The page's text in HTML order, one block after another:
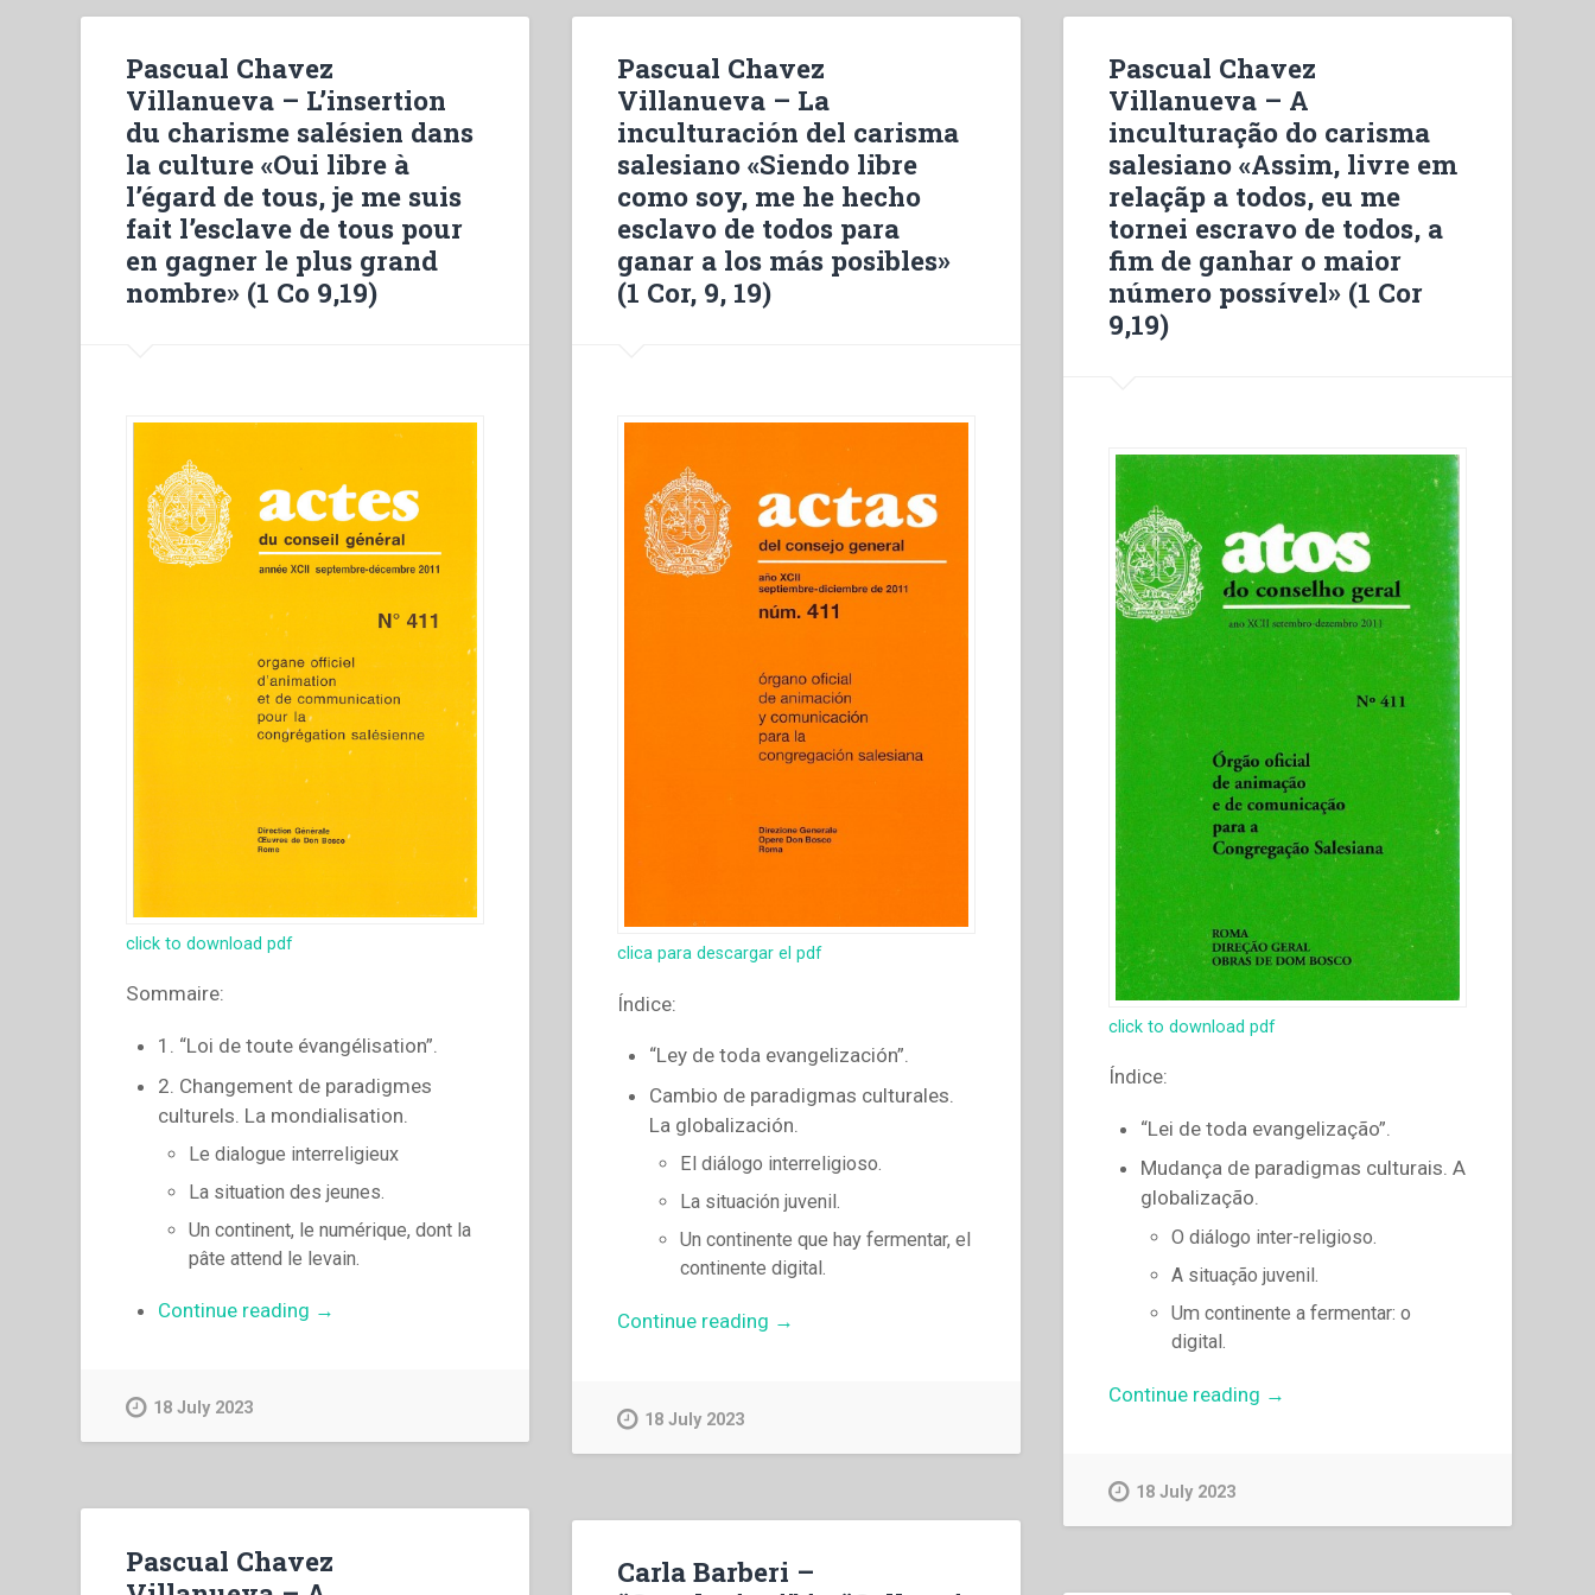
Pascual Chavez
Villanueva – L’insertion
du charisme salésien dans
la culture «Oui libre à
l’égard de tous, je me suis
fait l’esclave de tous pour
en gagner le plus grand
nombre» (1 Co 9,19)
click to download pdf
Sommaire:
1. “Loi de toute évangélisation”.
2. Changement de paradigmes
culturels. La mondialisation.
Le dialogue interreligieux
La situation des jeunes.
Un continent, le numérique, dont la
pâte attend le levain.
Continue reading “Pascual
salésien
la
→
18 July 2023
Pascual Chavez
Villanueva – La
inculturación del carisma
salesiano «Siendo libre
como soy, me he hecho
esclavo de todos para
ganar a los más posibles»
(1 Cor, 9, 19)
clica para descargar el pdf
Índice:
“Ley de toda evangelización”.
Cambio de paradigmas culturales.
La globalización.
El diálogo interreligioso.
La situación juvenil.
Un continente que hay fermentar, el
continente digital.
Continue reading “Pascual
carisma
salesiano
«Siendo
→
18 July 2023
Pascual Chavez
Villanueva – A
inculturação do carisma
salesiano «Assim, livre em
relaçãp a todos, eu me
tornei escravo de todos, a
fim de ganhar o maior
número possível» (1 Cor
9,19)
click to download pdf
Índice:
“Lei de toda evangelização”.
Mudança de paradigmas culturais. A
globalização.
O diálogo inter-religioso.
A situação juvenil.
Um continente a fermentar: o
digital.
Continue reading “Pascual
→
18 July 2023
Pascual Chavez
Carla Barberi –